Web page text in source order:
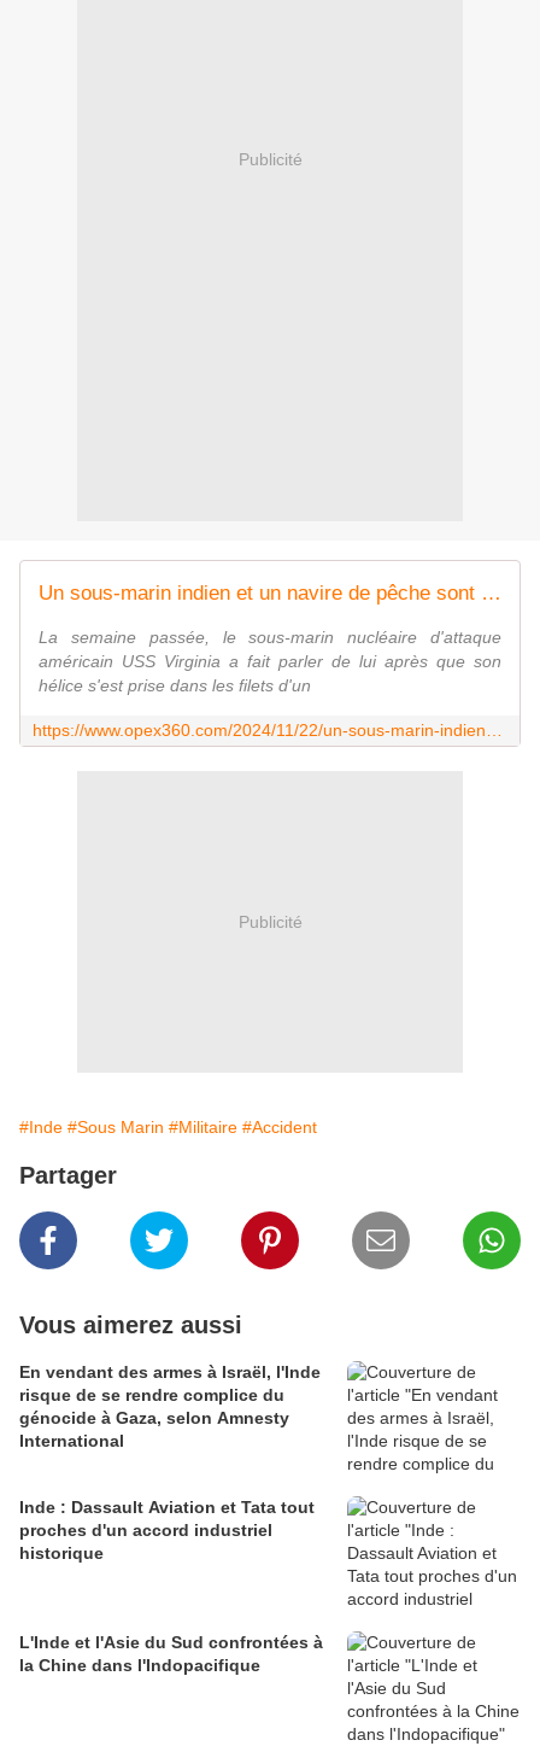
Publicité
Un sous-marin indien et un navire de pêche sont entrés en collision au large de Goa - Zone Militaire
La semaine passée, le sous-marin nucléaire d'attaque
américain USS Virginia a fait parler de lui après que son
hélice s'est prise dans les filets d'un
Publicité
#Inde #Sous Marin #Militaire #Accident
Partager
Vous aimerez aussi
En vendant des armes à Israël, l'Inde
risque de se rendre complice du
génocide à Gaza, selon Amnesty
International
Inde : Dassault Aviation et Tata tout
proches d'un accord industriel
historique
L'Inde et l'Asie du Sud confrontées à
la Chine dans l'Indopacifique